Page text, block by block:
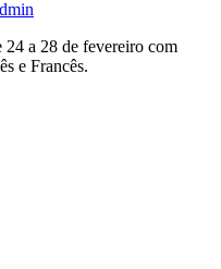
24 a 28 de fevereiro com
e Francês.